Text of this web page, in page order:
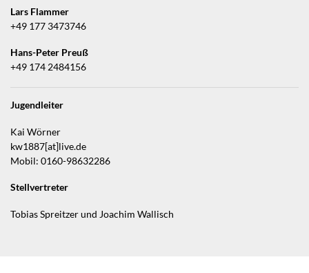
Lars Flammer
+49 177 3473746
Hans-Peter Preuß
+49 174 2484156
Jugendleiter
Kai Wörner
kw1887[at]live.de
Mobil: 0160-98632286
Stellvertreter
Tobias Spreitzer und Joachim Wallisch